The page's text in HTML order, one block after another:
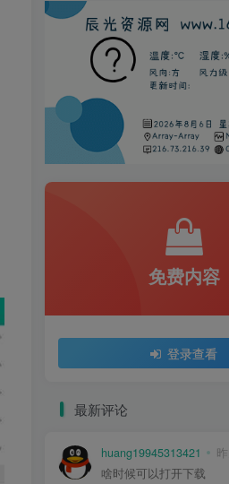
免费内容
登录查看
最新评论
huang19945313421
啥时候可以打开下载